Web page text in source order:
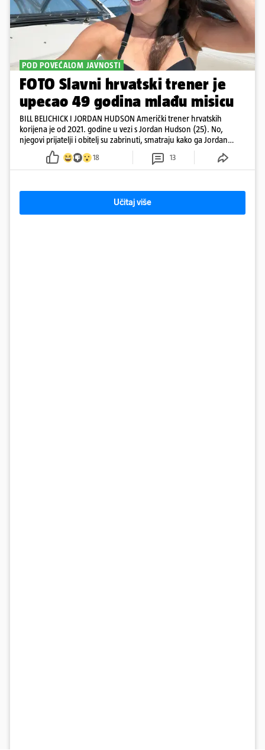
POD POVEĆALOM JAVNOSTI
FOTO Slavni hrvatski trener je
upecao 49 godina mlađu misicu
BILL BELICHICK I JORDAN HUDSON Američki trener hrvatskih
korijena je od 2021. godine u vezi s Jordan Hudson (25). No,
njegovi prijatelji i obitelj su zabrinuti, smatraju kako ga Jordan
kontrolira
18 13
Učitaj više